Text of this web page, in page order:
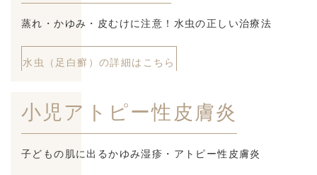
蒸れ・かゆみ・皮むけに注意！水虫の正しい治療法
水虫（足白癬）の詳細はこちら
小児アトピー性皮膚炎
子どもの肌に出るかゆみ湿疹・アトピー性皮膚炎